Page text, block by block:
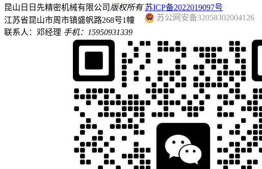
昆山日日先精密机械有限公司 版权所有 苏ICP备2022019097号
江苏省昆山市周市镇盛帆路268号1幢
苏公网安备32058302004126
联系人：邓经理 手机：15950931339